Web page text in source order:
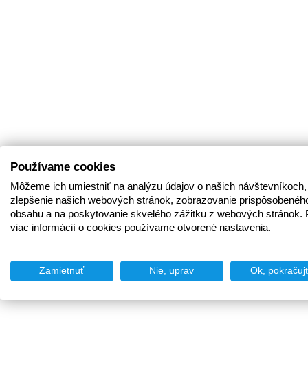
Používame cookies
Môžeme ich umiestniť na analýzu údajov o našich
zlepšenie našich webových stránok, zobrazovanie
obsahu a na poskytovanie skvelého zážitku z webových stránok.
viac informácií o cookies používame otvorené nastavenia.
Zamietnuť Nie, uprav Ok,